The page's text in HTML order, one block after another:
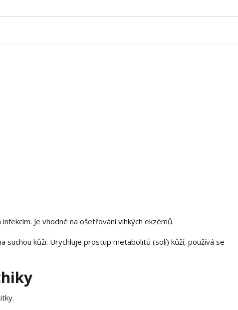
Je vhodné na ošetřování vlhkých ekzémů.
suchou kůži. Urychluje prostup metabolitů (solí) kůží, používá se